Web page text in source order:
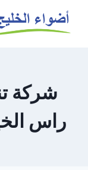
شركة
راس الخيمة